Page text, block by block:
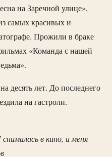
на Заречной улице»,
самых красивых и
Прожили в браке
«Команда с нашей
десять лет. До последнего
на гастроли.
в кино, и меня